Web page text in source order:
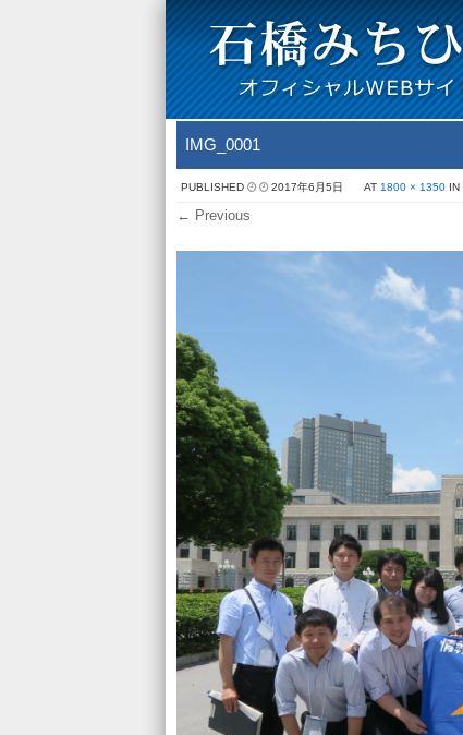
IMG_0001
PUBLISHED 2017年6月5日 AT 1800 × 1350 IN
← Previous